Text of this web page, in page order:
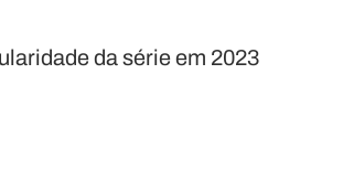
da série em 2023